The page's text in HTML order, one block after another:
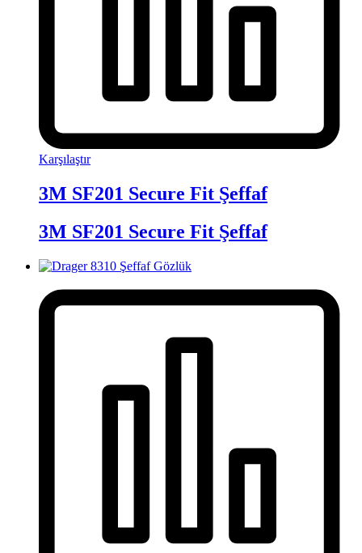
Karşılaştır
3M SF201 Secure Fit Şeffaf
3M SF201 Secure Fit Şeffaf